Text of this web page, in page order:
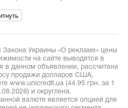
Закона Украины «О рекламе» цены
на сайте выводятся в
в данном объявлении, рассчитана
продажи долларов США,
www.unicredit.ua (44.95 грн. за 1
и округлена.
валюте является опцией для